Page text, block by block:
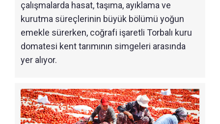
çalışmalarda hasat, taşıma, ayıklama ve
kurutma süreçlerinin büyük bölümü yoğun
emekle sürerken, coğrafi işaretli Torbalı kuru
domatesi kent tarımının simgeleri arasında
yer alıyor.